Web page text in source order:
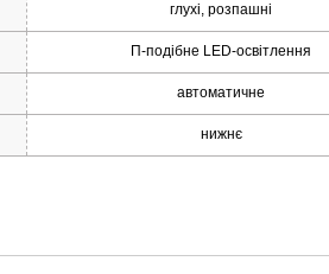
глухі, розпашні
П-подібне LED-освітлення
автоматичне
нижнє